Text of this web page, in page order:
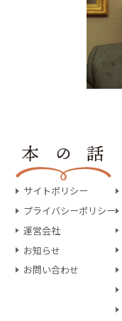
サイトポリシー
プライバシーポリシー
運営会社
お知らせ
お問い合わせ